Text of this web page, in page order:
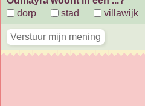
dorp
stad villawijk